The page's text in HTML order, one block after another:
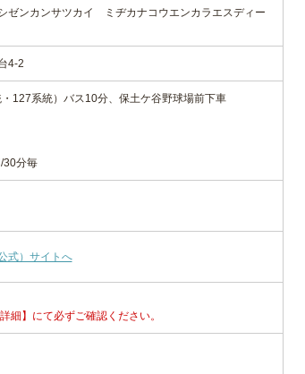
ゼンカンサツカイ ミヂカナコウエンカラエスディー
4-2
127系統）バス10分、保土ケ谷野球場前下車
分毎
式）サイトへ
細】にて必ずご確認ください。